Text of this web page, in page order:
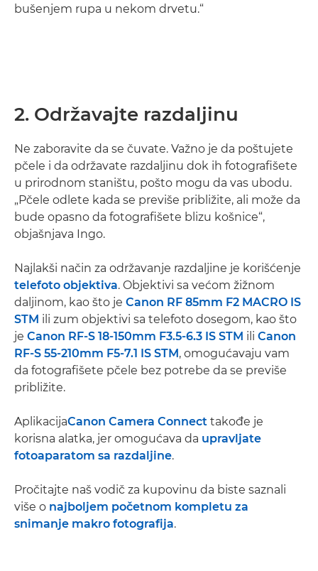
bušenjem rupa u nekom drvetu.“
2. Održavajte razdaljinu
Ne zaboravite da se čuvate. Važno je da poštujete
pčele i da održavate razdaljinu dok ih fotografišete
u prirodnom staništu, pošto mogu da vas ubodu.
„Pčele odlete kada se previše približite, ali može da
bude opasno da fotografišete blizu košnice“,
objašnjava Ingo.
Najlakši način za održavanje razdaljine je korišćenje
telefoto objektiva. Objektivi sa većom žižnom
daljinom, kao što je Canon RF 85mm F2 MACRO IS
STM ili zum objektivi sa telefoto dosegom, kao što
je Canon RF-S 18-150mm F3.5-6.3 IS STM ili Canon
RF-S 55-210mm F5-7.1 IS STM, omogućavaju vam
da fotografišete pčele bez potrebe da se previše
približite.
AplikacijaCanon Camera Connect takođe je
korisna alatka, jer omogućava da upravljate
fotoaparatom sa razdaljine.
Pročitajte naš vodič za kupovinu da biste saznali
više o najboljem početnom kompletu za
snimanje makro fotografija.